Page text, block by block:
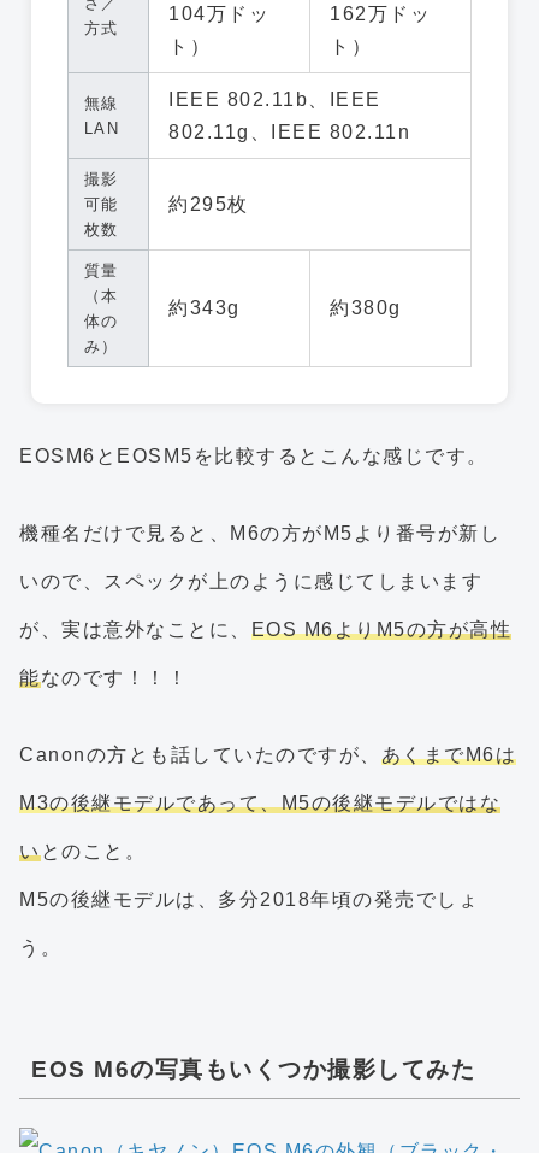
方式
104万ドッ
ト）
162万ドッ
ト）
無線
LAN
IEEE 802.11b、IEEE
802.11g、IEEE 802.11n
撮影
可能
枚数
約295枚
質量
（本
体の
み）
約343g 約380g
EOSM6とEOSM5を比較するとこんな感じです。
機種名だけで見ると、M6の方がM5より番号が新し
いので、スペックが上のように感じてしまいます
が、実は意外なことに、 EOS M6よりM5の方が高性
能なのです！！！
Canonの方とも話していたのですが、 あくまでM6は
M3の後継モデルであって、M5の後継モデルではな
いとのこと。
M5の後継モデルは、多分2018年頃の発売でしょ
う。
EOS M6の写真もいくつか撮影してみた